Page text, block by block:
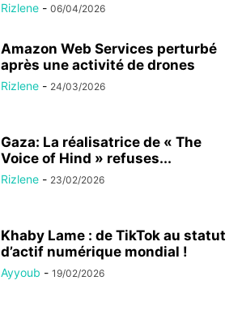
Rizlene - 06/04/2026
Amazon Web Services perturbé
après une activité de drones
Rizlene - 24/03/2026
Gaza: La réalisatrice de « The
Voice of Hind » refuses...
Rizlene - 23/02/2026
Khaby Lame : de TikTok au statut
d’actif numérique mondial !
Ayyoub - 19/02/2026